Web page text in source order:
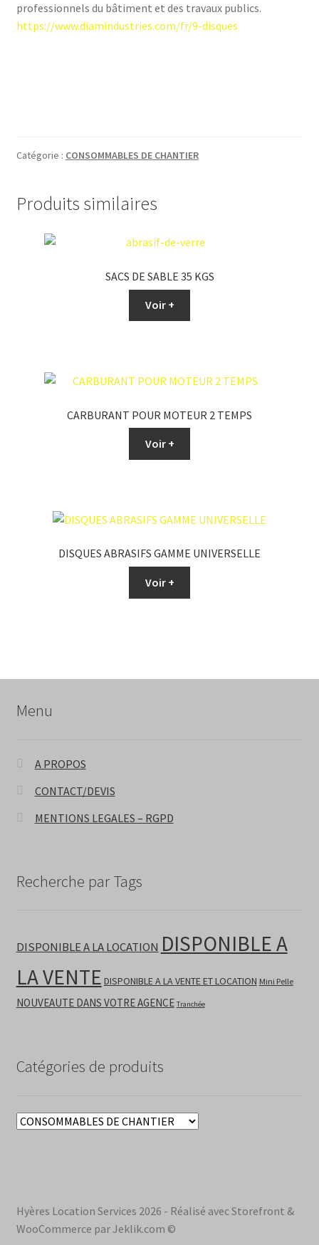
professionnels du bâtiment et des travaux publics.
https://www.diamindustries.com/fr/9-disques
Catégorie : CONSOMMABLES DE CHANTIER
Produits similaires
SACS DE SABLE 35 KGS
Voir +
CARBURANT POUR MOTEUR 2 TEMPS
Voir +
DISQUES ABRASIFS GAMME UNIVERSELLE
Voir +
Menu
A PROPOS
CONTACT/DEVIS
MENTIONS LEGALES – RGPD
Recherche par Tags
DISPONIBLE A LA LOCATION DISPONIBLE A
LA VENTE DISPONIBLE A LA VENTE ET LOCATION Mini Pelle
NOUVEAUTE DANS VOTRE AGENCE Tranchée
Catégories de produits
Hyères Location Services 2026 - Réalisé avec Storefront &
WooCommerce par Jeklik.com ©